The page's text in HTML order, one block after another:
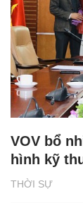
THỜI SỰ
VOV bổ
hình kỹ